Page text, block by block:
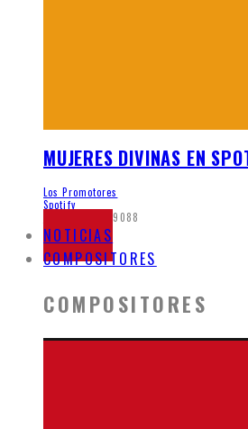
MUJERES DIVINAS EN
Los Promotores
Spotify
9088
NOTICIAS
COMPOSITORES
COMPOSITORES